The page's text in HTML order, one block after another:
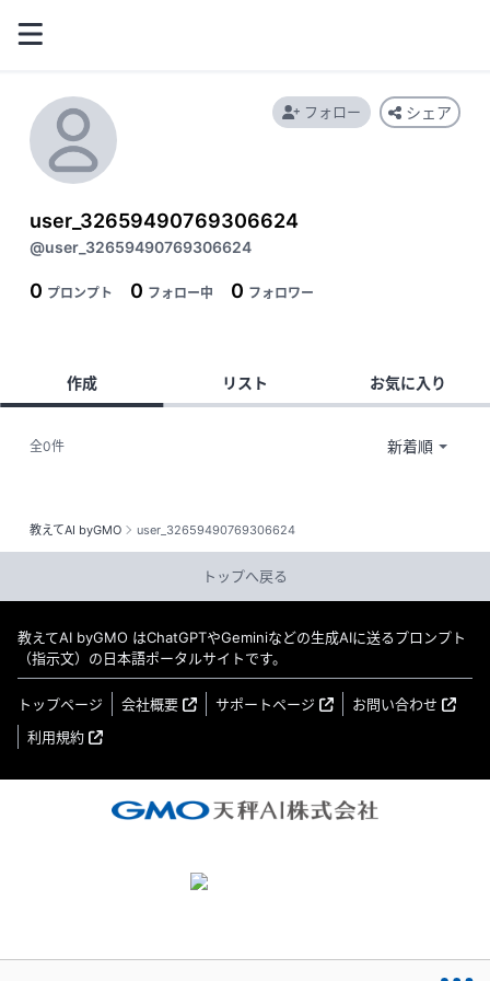
教えてAI byGMO user_32659490769306624
user_32659490769306624
@user_32659490769306624
0 プロンプト 0 フォロー中 0 フォロワー
フォロー シェア
作成 リスト お気に入り
全0件
トップへ戻る
教えてAI byGMO はChatGPTやGeminiなどの生成AIに送るプロンプト
（指示文）の日本語ポータルサイトです。
トップページ 会社概要 サポートページ
お問い合わせ
利用規約